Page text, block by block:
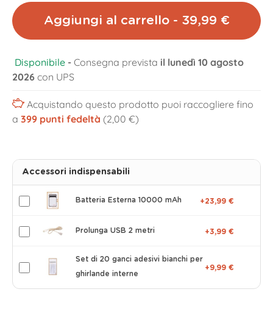
Aggiungi al carrello - 39,99 €
Disponibile - Consegna prevista il lunedì 10 agosto
2026 con UPS
Acquistando questo prodotto puoi raccogliere fino
a 399 punti fedeltà (2,00 €)
Accessori indispensabili
Batteria Esterna 10000 mAh +23,99 €
Prolunga USB 2 metri +3,99 €
Set di 20 ganci adesivi bianchi per
ghirlande interne
+9,99 €